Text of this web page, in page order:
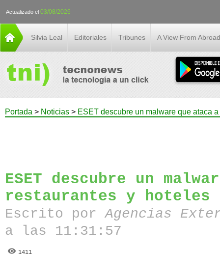
Actualizado el 03/08/2026
Silvia Leal Editoriales Tribunes A View From Abroad
Portada > Noticias > ESET descubre un malware que ataca
ESET descubre un
restaurantes y hoteles
Escrito porAgencias
a las 11:31:57
1411